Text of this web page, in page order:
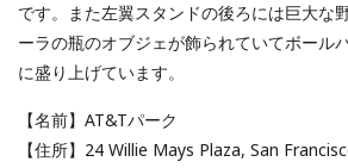
です。また左翼スタンドの後ろには巨大な
ーラの瓶のオブジェが飾られていてボール
に盛り上げています。
【名前】AT&Tパーク
【住所】24 Willie Mays Plaza, San